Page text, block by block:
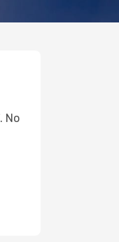
No